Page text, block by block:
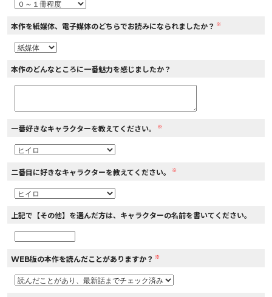
本作を紙媒体、電子媒体のどちらでお読みになられましたか？ ※
本作のどんなところに一番魅力を感じましたか？
一番好きなキャラクターを教えてください。 ※
二番目に好きなキャラクターを教えてください。 ※
上記で【その他】を選んだ方は、キャラクターの名前を書いてください。
WEB版の本作を読んだことがありますか？ ※